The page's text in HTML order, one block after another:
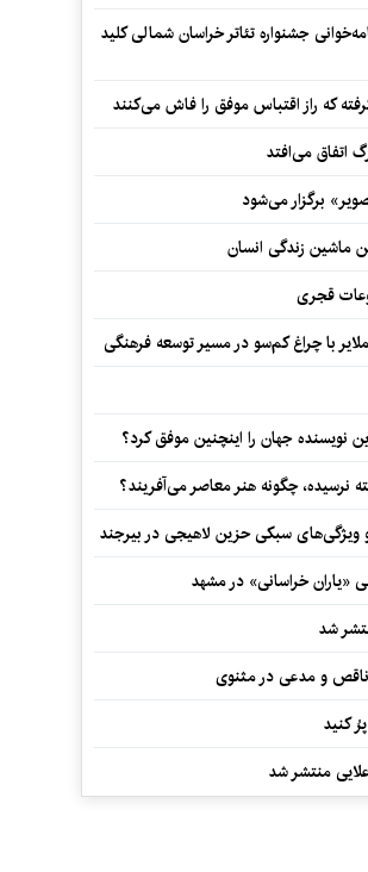
جشنواره تئاتر خراسان شمالی کلید
که راز اقتباس موفق را فاش می‌کنند
اتفاق می‌افتد
برگزار می‌شود
ماشین زندگی انسان
قجری
با چراغ کم‌سو در مسیر توسعه فرهنگی
نویسنده جهان را اینچنین موفق کرد؟
نرسیده، چگونه هنر معاصر می‌آفریند؟
ویژگی‌های سبکی حزین لاهیجی در بیرجند
«یاران خراسانی» در مشهد
شد
ناقص و مدعی در مثنوی
کنید
منتشر شد